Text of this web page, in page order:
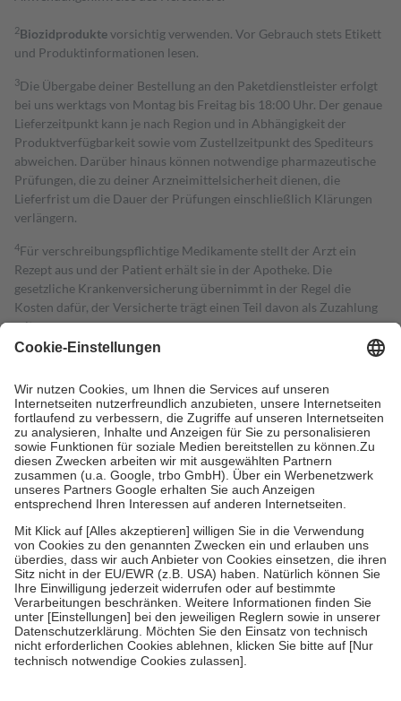
2Biozidproduktevorsichtig verwenden. Vor Gebrauch stets Etikett
und Produktinformationen lesen.
3Die Übergabe deiner Bestellung an den Paketdienstleister erfolgt
bei uns werktags von Montag bis Freitag bis 18:00 Uhr. Der genaue
Lieferzeitpunkt kann je nach Region und in Abhängigkeit der
Produktverfügbarkeit sowie vom Zustellzeitpunkt des Spediteurs
abweichen. Darüber hinaus können notwendige pharmazeutische
Prüfungen, die zu deiner Arzneimittelsicherheit dienen, die
Lieferfrist um die Dauer der Prüfungen einschließlich Klärungen
verlängern.
4Für verschreibungspflichtige Medikamente stellt der Arzt ein
Rezept aus und der Patient erhält sie in der Apotheke. Die
gesetzliche Krankenversicherung übernimmt in der Regel die
Kosten dafür, der Versicherte trägt einen Teil davon als Zuzahlung
mit.
Grundsätzlich leisten Mitglieder Zuzahlungen in Höhe von zehn
höchstens zehn Euro.
Es sind jedoch nie mehr als die tatsächlichen
Kosten der Leistung zu entrichten.
Diese Regeln gelten grundsätzlich auch für Online-Apotheken.
Bei Heilmitteln und häuslicher Krankenpflege beträgt die
Zuzahlung zehn Prozent der Kosten sowie zehn Euro je
Verordnung.
Um das Engagement der Versicherten für ihre eigene Gesundheit zu
stärken und die besondere Stellung der Familie zu unterstützen,
fallenkeine Zuzahlungenan bei:
• Kindern und Jugendlichen bis zum vollendeten 18. Lebensjahr
mit Ausnahme der Fahrkosten
• Untersuchungen zur Vorsorge und Früherkennung, die von der
GKV getragen werden
• empfohlenen Schutzimpfungen
• Harn- und Blutteststreifen